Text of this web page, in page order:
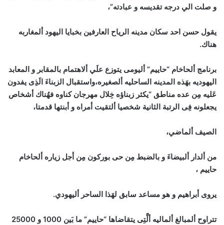
و صلت الي درجه تقديسه و عبادته”،
يقول حسن احد سكان مدينه الرياح العارفين بخبايا اليهود ألمغاربه
هناك.
برنامج ألحاخام “حاييم” أليومى يتوزع علَي ألاهتمام بالمقابر و المعابد
اليهوديه بهَذه المدينه الساحليه ألصغيره،واستقبال الزبناءَ الَذِى يفدون
عَليه مِن عده مناطق “يكثر زبناؤه خِلال مهرجان كناوه فهُناك أشخاص
يجعلونه فِى الرتبة الثانية شخصيا ألتقيت أمراه و أبنتها قدمتا،
الصيف ألماضي،
من ألدار ألبيضاءَ و بالضبط مِن حى بوركون مِن أجل زياره ألحاخام
حاييم ،
يروى أبراهيم و هو مساعد سابق لهَذا الساحر أليهودي.
تتراوح ألمبالغ ألماليه ألَّتِى يتقاضاها “حاييم” ما بَين 1000 و 25000